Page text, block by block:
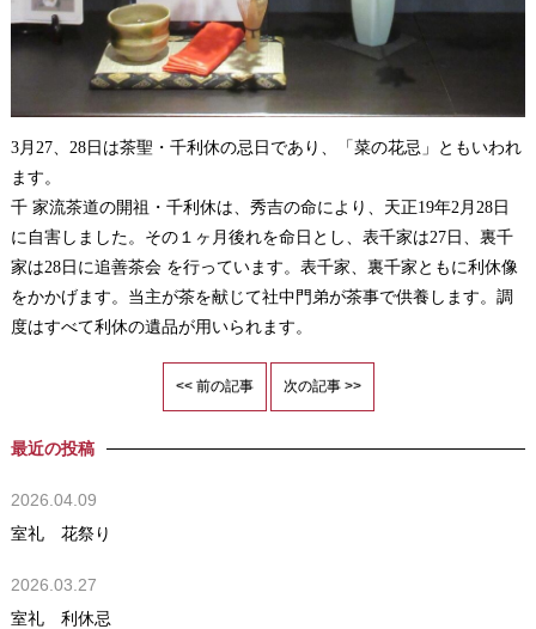
3月27、28日は茶聖・千利休の忌日であり、「菜の花忌」ともいわれ
ます。
千 家流茶道の開祖・千利休は、秀吉の命により、天正19年2月28日
に自害しました。その１ヶ月後れを命日とし、表千家は27日、裏千
家は28日に追善茶会 を行っています。表千家、裏千家ともに利休像
をかかげます。当主が茶を献じて社中門弟が茶事で供養します。調
度はすべて利休の遺品が用いられます。
<< 前の記事 次の記事 >>
最近の投稿
2026.04.09
室礼 花祭り
2026.03.27
室礼 利休忌